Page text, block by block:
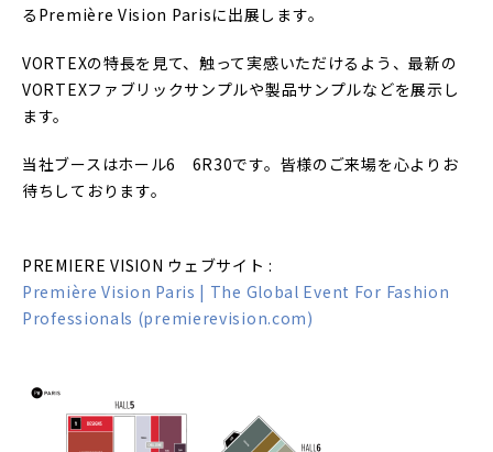
るPremière Vision Parisに出展します。
VORTEXの特長を見て、触って実感いただけるよう、最新の
VORTEXファブリックサンプルや製品サンプルなどを展示し
ます。
当社ブースはホール6 6R30です。皆様のご来場を心よりお
待ちしております。
PREMIERE VISION ウェブサイト :
Première Vision Paris | The Global Event For Fashion
Professionals (premierevision.com)